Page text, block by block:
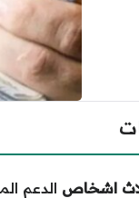
اشخاص الدعم